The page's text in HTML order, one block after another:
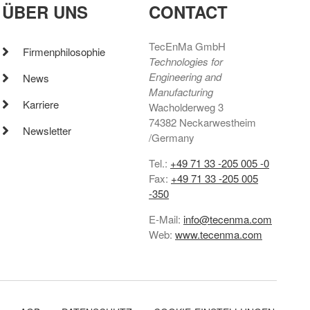
ÜBER UNS
Firmenphilosophie
News
Karriere
Newsletter
CONTACT
TecEnMa GmbH
Technologies for
Engineering and
Manufacturing
Wacholderweg 3
74382 Neckarwestheim
/Germany
Tel.: +49 71 33 -205 005 -0
Fax: +49 71 33 -205 005
-350
E-Mail: info@tecenma.com
Web: www.tecenma.com